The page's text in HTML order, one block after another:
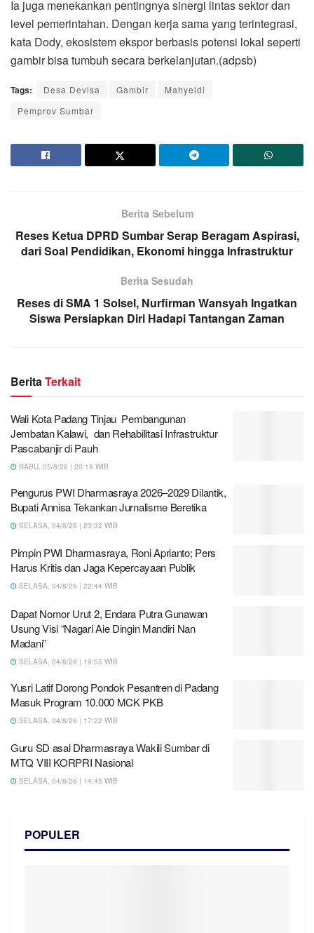
Ia juga menekankan pentingnya sinergi lintas sektor dan
level pemerintahan. Dengan kerja sama yang terintegrasi,
kata Dody, ekosistem ekspor berbasis potensi lokal seperti
gambir bisa tumbuh secara berkelanjutan.(adpsb)
Tags: Desa Devisa Gambir
Mahyeldi
Pemprov Sumbar
Berita Sebelum
Reses Ketua DPRD Sumbar Serap Beragam Aspirasi,
dari Soal Pendidikan, Ekonomi hingga Infrastruktur
Berita Sesudah
Reses di SMA 1 Solsel, Nurfirman Wansyah Ingatkan
Siswa Persiapkan Diri Hadapi Tantangan Zaman
Berita Terkait
Wali Kota Padang Tinjau Pembangunan
Jembatan Kalawi, dan Rehabilitasi Infrastruktur
Pascabanjir di Pauh
RABU, 05/8/26 | 20:19 WIB
Pengurus PWI Dharmasraya 2026–2029 Dilantik,
Bupati Annisa Tekankan Jurnalisme Beretika
SELASA, 04/8/26 | 23:32 WIB
Pimpin PWI Dharmasraya, Roni Aprianto; Pers
Harus Kritis dan Jaga Kepercayaan Publik
SELASA, 04/8/26 | 22:44 WIB
Dapat Nomor Urut 2, Endara Putra Gunawan
Usung Visi “Nagari Aie Dingin Mandiri Nan
Madani”
SELASA, 04/8/26 | 19:55 WIB
Yusri Latif Dorong Pondok Pesantren di Padang
Masuk Program 10.000 MCK PKB
SELASA, 04/8/26 | 17:22 WIB
Guru SD asal Dharmasraya Wakili Sumbar di
MTQ VIII KORPRI Nasional
SELASA, 04/8/26 | 14:45 WIB
POPULER